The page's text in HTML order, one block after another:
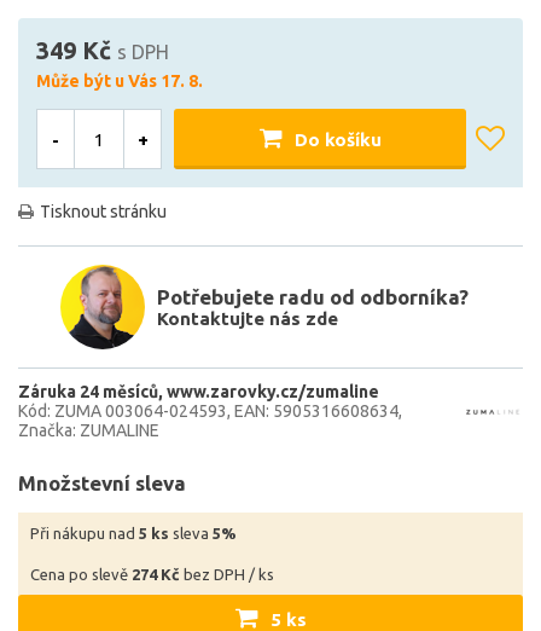
349 Kč s DPH
Může být u Vás 17. 8.
- + Do košíku
Tisknout stránku
Potřebujete radu od odborníka?
Kontaktujte nás zde
Záruka 24 měsíců www.zarovky.cz/zumaline
Kód: ZUMA 003064-024593 EAN: 5905316608634
Značka: ZUMALINE
Množstevní sleva
Při nákupu nad 5 ks sleva 5%
Cena po slevě 274 Kč bez DPH / ks
5 ks